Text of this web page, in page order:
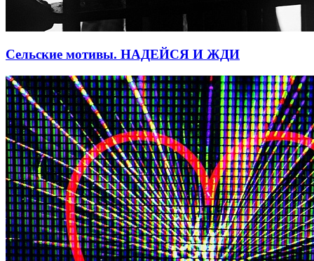
Сельские мотивы. НАДЕЙСЯ И ЖДИ